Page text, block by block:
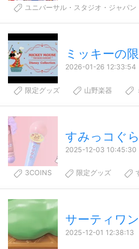
ユニバーサル・スタジオ・ジャパン
ミッキーの
2026-01-26 12:33:54
限定グッズ 山野楽器
すみっコぐ
2025-12-03 10:45:30
3COINS 限定グッズ
サーティワ
2025-12-01 12:38:13